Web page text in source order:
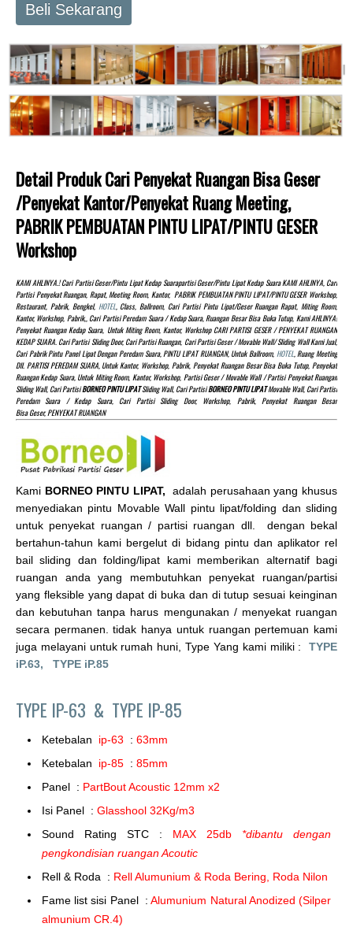
Beli Sekarang
Detail Produk Cari Penyekat Ruangan Bisa Geser
/Penyekat Kantor/Penyekat Ruang Meeting,
PABRIK PEMBUATAN PINTU LIPAT/PINTU GESER
Workshop
KAMI AHLINYA.! Cari Partisi Geser/pintu Lipat Kedap Suarapartisi Geser/pintu Lipat Kedap Suara KAMI AHLINYA, Cari
Partisi Penyekat Ruangan, Rapat, Meeting Room, Kantor, PABRIK PEMBUATAN PINTU LIPAT/PINTU GESER Workshop,
Restaurant, Pabrik, Bengkel, HOTEL, Class, Ballroom, Cari Partisi Pintu Lipat/Geser Ruangan Rapat, Miting Room,
Kantor, Workshop, Pabrik,, Cari Partisi Peredam Suara / Kedap Suara, Ruangan Besar Bisa Buka Tutup, Kami AHLINYA!
Penyekat Ruangan Kedap Suara, Untuk Miting Room, Kantor, Workshop CARI PARTISI GESER / PENYEKAT RUANGAN
KEDAP SUARA. Cari Partisi Sliding Door, Cari Partisi Ruangan, Cari Partisi Geser / Movable Wall/ Sliding Wall Kami Jual,
Cari Pabrik Pintu Panel Lipat Dengan Peredam Suara, PINTU LIPAT RUANGAN, Untuk Ballroom, HOTEL, Ruang Meeting
Dll. PARTISI PEREDAM SUARA, Untuk Kantor, Workshop, Pabrik, Penyekat Ruangan Besar Bisa Buka Tutup, Penyekat
Ruangan Kedap Suara, Untuk Miting Room, Kantor, Workshop, Partisi Geser / Movable Wall / Partisi Penyekat Ruangan
Sliding Wall, Cari PartisiBORNEO PINTU LIPATSliding Wall, Cari PartisiBORNEO PINTU LIPATMovable Wall, Cari Partisi
Peredam Suara / Kedap Suara, Cari Partisi Sliding Door, Workshop, Pabrik, Penyekat Ruangan Besar
Bisa Geser, PENYEKAT RUANGAN
Kami BORNEO PINTU LIPAT, adalah perusahaan yang khusus
menyediakan pintu Movable Wall pintu lipat/folding dan sliding
untuk penyekat ruangan / partisi ruangan dll. dengan bekal
bertahun-tahun kami bergelut di bidang pintu dan aplikator rel
bail sliding dan folding/lipat kami memberikan alternatif bagi
ruangan anda yang membutuhkan penyekat ruangan/partisi
yang fleksible yang dapat di buka dan di tutup sesuai keinginan
dan kebutuhan tanpa harus mengunakan / menyekat ruangan
secara permanen. tidak hanya untuk ruangan pertemuan kami
juga melayani untuk rumah huni, Type Yang kami miliki : TYPE
iP.63, TYPE iP.85
TYPE IP-63 & TYPE IP-85
Ketebalan ip-63 : 63mm
Ketebalan ip-85 : 85mm
Panel : PartBout Acoustic 12mm x2
Isi Panel : Glasshool 32Kg/m3
Sound Rating STC : MAX 25db *dibantu dengan
pengkondisian ruangan Acoutic
Rell & Roda : Rell Alumunium & Roda Bering, Roda Nilon
Fame list sisi Panel :Alumunium Natural Anodized (Silper
almunium CR.4)